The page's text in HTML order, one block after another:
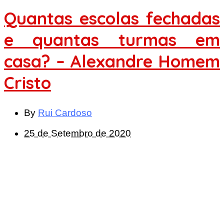
Quantas escolas fechadas
e quantas turmas em
casa? – Alexandre Homem
Cristo
By Rui Cardoso
25 de Setembro de 2020